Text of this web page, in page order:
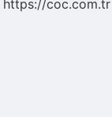
https://coc.com.tr